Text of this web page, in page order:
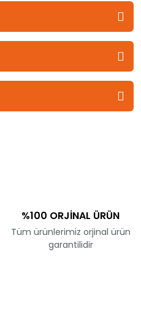
%100 ORJİNAL ÜRÜN
Tüm ürünlerimiz orjinal ürün
garantilidir